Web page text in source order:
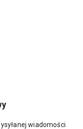
wiadomości